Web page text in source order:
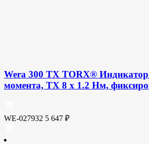
Wera 300 TX TORX®
момента, TX 8 x 1.2 Нм,
WE-027932 5 647 ₽